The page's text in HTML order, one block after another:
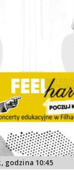
godzina 10:45